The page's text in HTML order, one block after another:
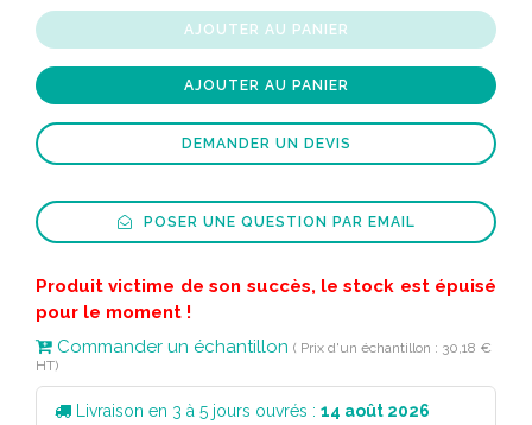
AJOUTER AU PANIER
AJOUTER AU PANIER
DEMANDER UN DEVIS
POSER UNE QUESTION PAR EMAIL
Produit victime de son succès, le stock est épuisé
pour le moment !
Commander un échantillon ( Prix d'un échantillon : 30,18 €
HT)
Livraison en 3 à 5 jours ouvrés : 14 août 2026